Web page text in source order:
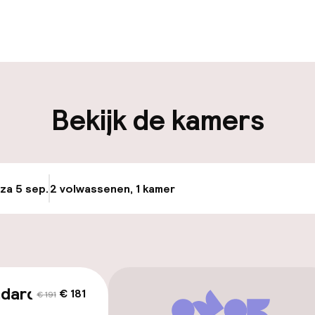
op eigen
Bekijk de kamers
5 sep.2 volwassenen, 1 kamer
€ 191 € 181